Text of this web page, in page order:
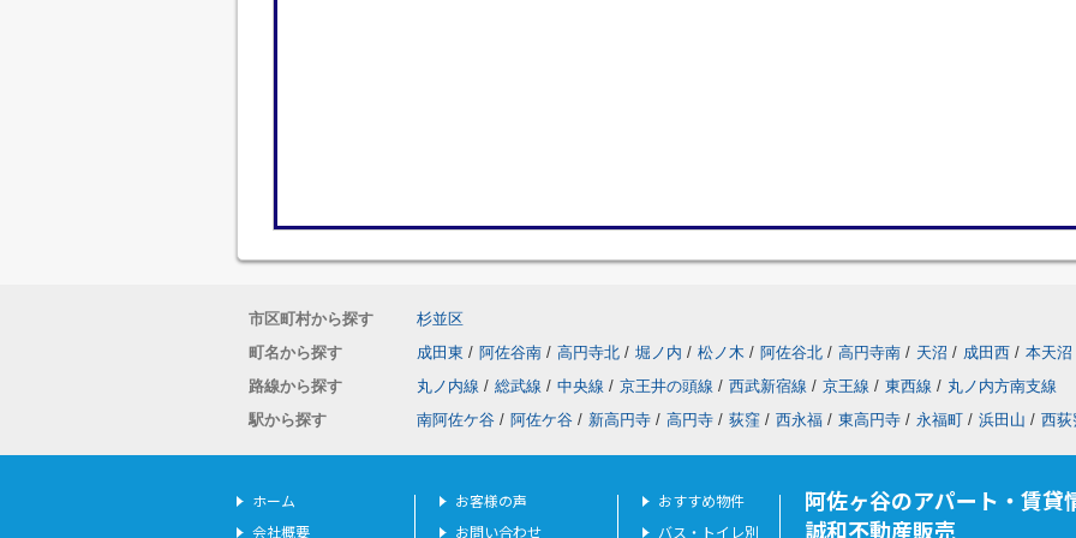
市区町村から探す
杉並区
町名から探す
成田東 / 阿佐谷南 / 高円寺北 / 堀ノ内 / 松ノ木 / 阿佐谷北 / 高円寺南 / 天沼 / 成田西 / 本天沼
路線から探す
丸ノ内線 / 総武線 / 中央線 / 京王井の頭線 / 西武新宿線 / 京王線 / 東西線 / 丸ノ内方南支線
駅から探す
南阿佐ケ谷 / 阿佐ケ谷 / 新高円寺 / 高円寺 / 荻窪 / 西永福 / 東高円寺 / 永福町 / 浜田山 / 西荻
ホーム
会社概要
お客様の声
お問い合わせ
おすすめ物件
バス・トイレ別
阿佐ヶ谷のアパート・賃貸
誠和不動産販売